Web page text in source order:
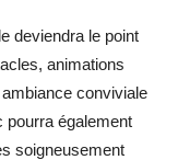
deviendra le point
animations
conviviale
pourra également
soigneusement